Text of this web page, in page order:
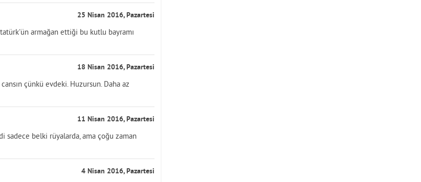
25 Nisan 2016, Pazartesi
armağan ettiği bu kutlu bayramı
18 Nisan 2016, Pazartesi
çünkü evdeki. Huzursun. Daha az
11 Nisan 2016, Pazartesi
sadece belki rüyalarda, ama çoğu zaman
4 Nisan 2016, Pazartesi